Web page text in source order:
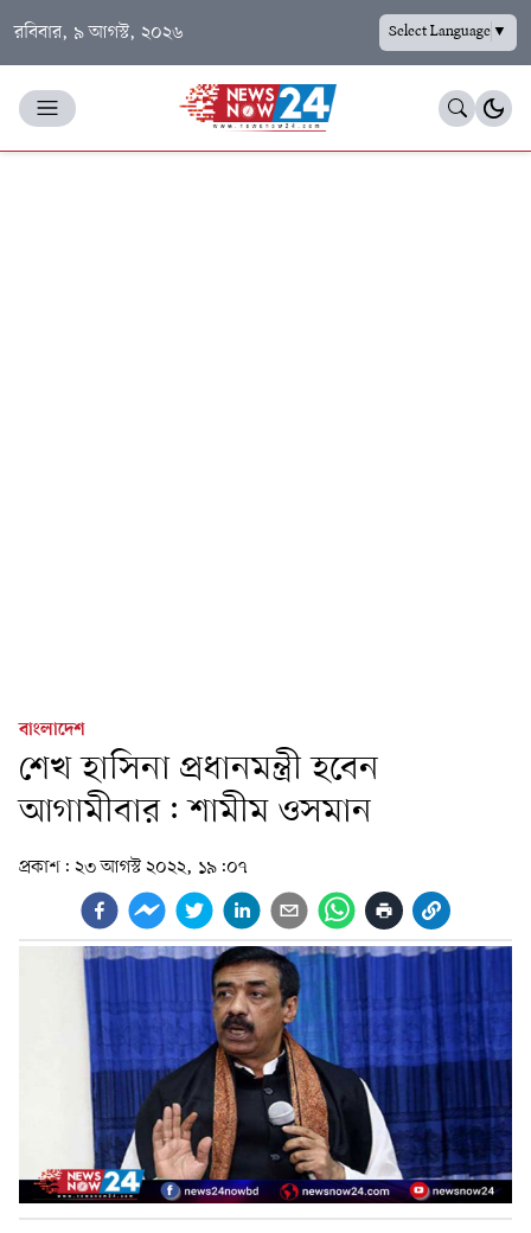
রবিবার, ৯ আগস্ট, ২০২৬ Select Language▼
বাংলাদেশ
শেখ হাসিনা প্রধানমন্ত্রী হবেন
আগামীবার: শামীম ওসমান
প্রকাশ: ২৩ আগস্ট ২০২২, ১৯:০৭